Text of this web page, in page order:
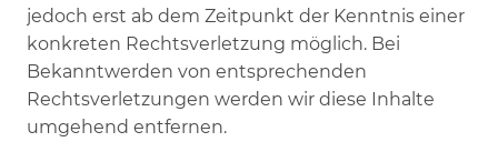
jedoch erst ab dem Zeitpunkt der Kenntnis einer
konkreten Rechtsverletzung möglich. Bei
Bekanntwerden von entsprechenden
Rechtsverletzungen werden wir diese Inhalte
umgehend entfernen.